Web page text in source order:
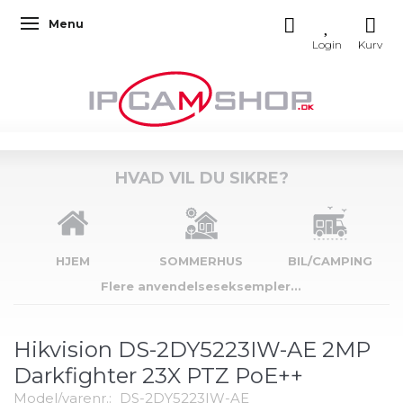
Skifte navigation
Menu
HVAD VIL DU SIKRE?
HJEM SOMMERHUS
BIL/CAMPING
Flere anvendelseseksempler...
Hikvision DS-2DY5223IW-AE 2MP
Darkfighter 23X PTZ PoE++
Model/varenr.: DS-2DY5223IW-AE